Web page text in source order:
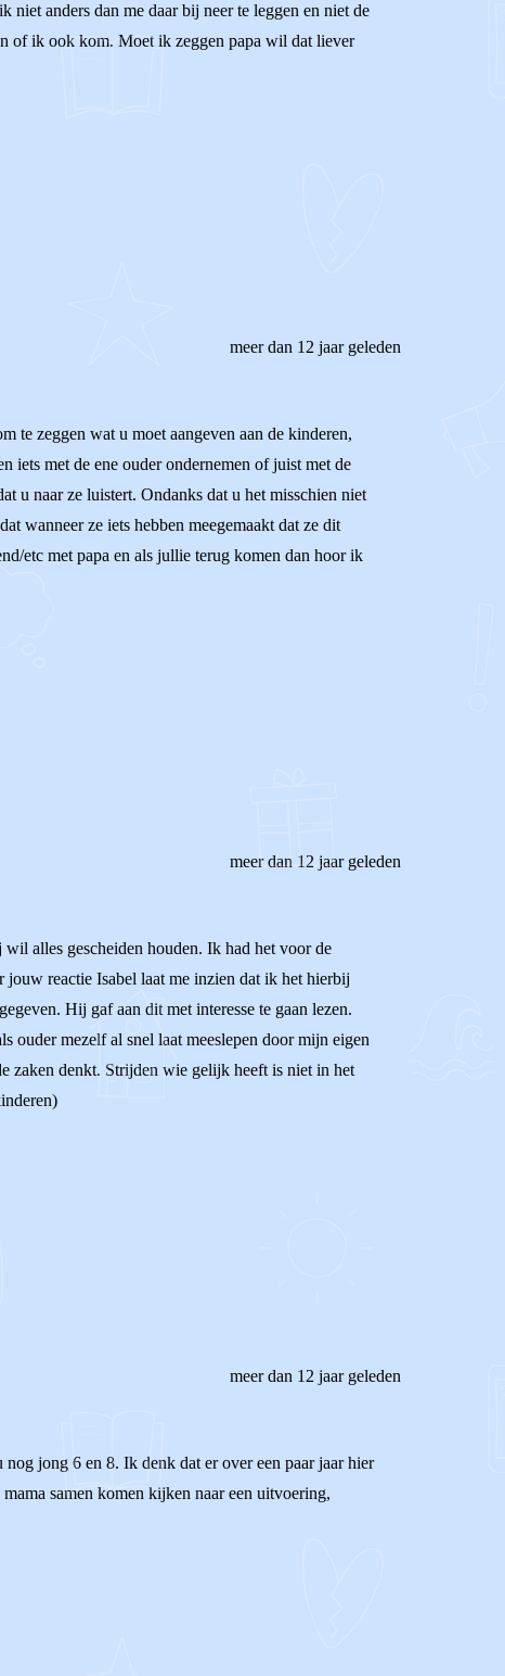
anders dan me daar bij neer te leggen en niet de
of ik ook kom. Moet ik zeggen papa wil dat liever
meer dan 12 jaar geleden
te zeggen wat u moet aangeven aan de kinderen,
iets met de ene ouder ondernemen of juist met de
u naar ze luistert. Ondanks dat u het misschien niet
wanneer ze iets hebben meegemaakt dat ze dit
etc met papa en als jullie terug komen dan hoor ik
meer dan 12 jaar geleden
alles gescheiden houden. Ik had het voor de
reactie Isabel laat me inzien dat ik het hierbij
Hij gaf aan dit met interesse te gaan lezen.
ouder mezelf al snel laat meeslepen door mijn eigen
zaken denkt. Strijden wie gelijk heeft is niet in het
meer dan 12 jaar geleden
jong 6 en 8. Ik denk dat er over een paar jaar hier
samen komen kijken naar een uitvoering,